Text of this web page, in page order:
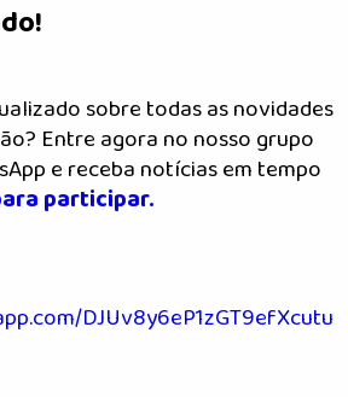
sobre todas as novidades
Entre agora no nosso grupo
e receba notícias em tempo
participar.